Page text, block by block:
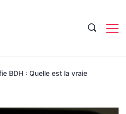
BDH : Quelle est la vraie